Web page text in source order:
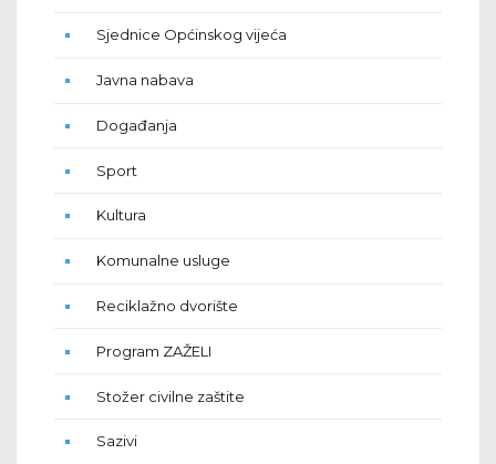
Sjednice Općinskog vijeća
Javna nabava
Događanja
Sport
Kultura
Komunalne usluge
Reciklažno dvorište
Program ZAŽELI
Stožer civilne zaštite
Sazivi